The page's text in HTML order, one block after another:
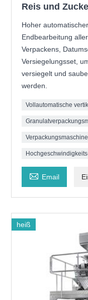
Reis und
Hoher
Endbearbeitung
Verpackens,
Versiegelungsset,
versiegelt und
werden.
Vollautomatische
 Email
heiß